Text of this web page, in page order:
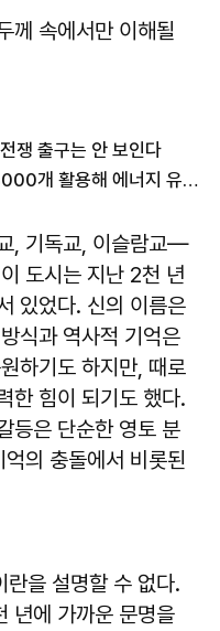
께 속에서만 이해될
쟁 출구는 안 보인다
한전기술지주 공식 출범…특허 8000개 활용해 에너지 유니콘 키운다
, 기독교, 이슬람교—
도시는 지난 2천 년
있었다. 신의 이름은
식과 역사적 기억은
하기도 하지만, 때로
한 힘이 되기도 했다.
등은 단순한 영토 분
의 충돌에서 비롯된
란을 설명할 수 없다.
년에 가까운 문명을